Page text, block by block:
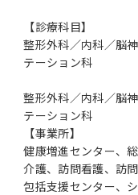
【診療科目】
整形外科／内科／脳
テーション科
整形外科／内科／脳
テーション科
【事業所】
健康増進センター、
介護、訪問看護、訪
包括支援センター、